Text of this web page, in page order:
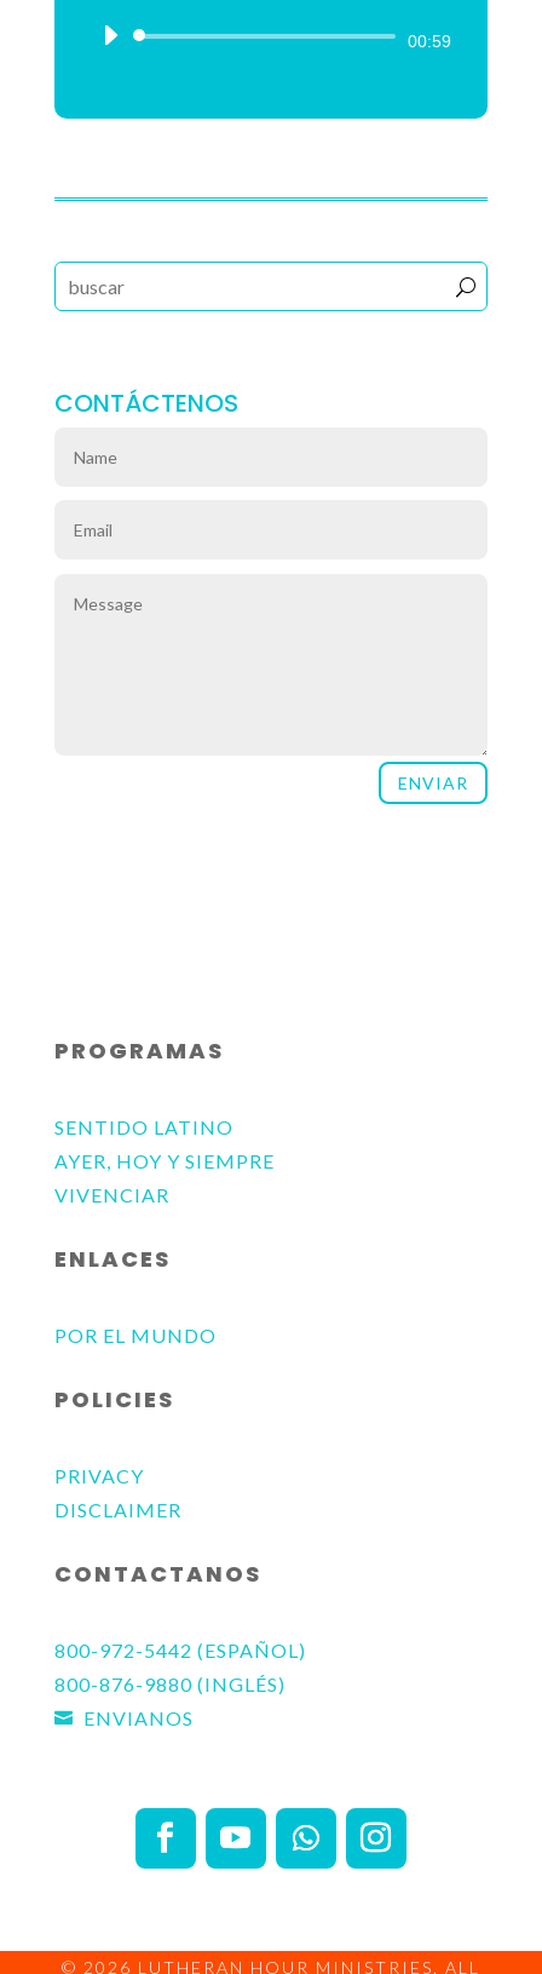
Reproductor
00:59
CONTÁCTENOS
ENVIAR
PROGRAMAS
SENTIDO LATINO
AYER, HOY Y SIEMPRE
VIVENCIAR
ENLACES
POR EL MUNDO
POLICIES
PRIVACY
DISCLAIMER
CONTACTANOS
800-972-5442 (ESPAÑOL)
800-876-9880 (INGLÉS)
 ENVIANOS
© 2026 LUTHERAN HOUR MINISTRIES, ALL